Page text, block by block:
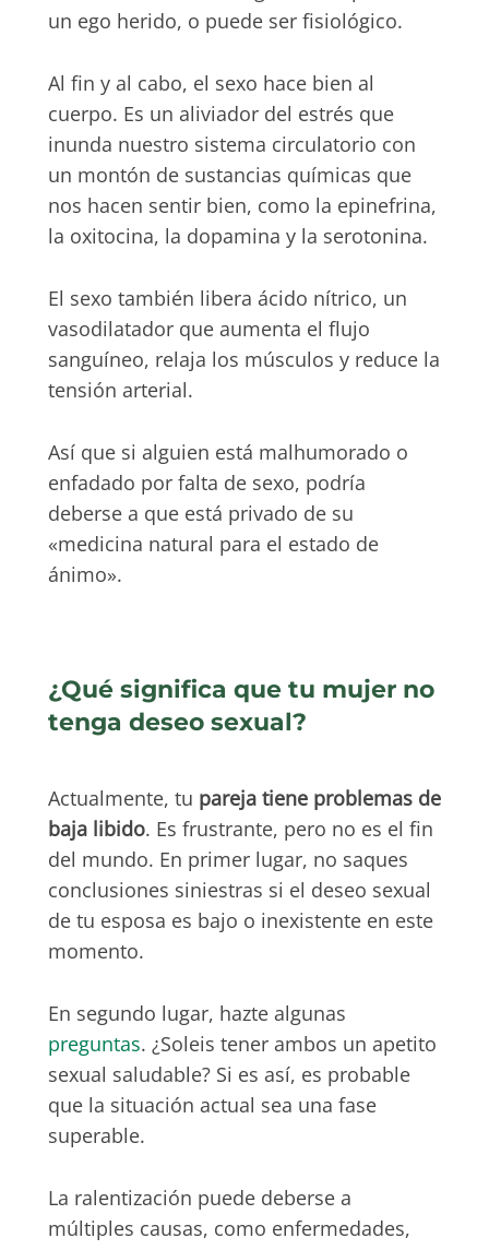
un ego herido, o puede ser fisiológico.
Al fin y al cabo, el sexo hace bien al
cuerpo. Es un aliviador del estrés que
inunda nuestro sistema circulatorio con
un montón de sustancias químicas que
nos hacen sentir bien, como la epinefrina,
la oxitocina, la dopamina y la serotonina.
El sexo también libera ácido nítrico, un
vasodilatador que aumenta el flujo
sanguíneo, relaja los músculos y reduce la
tensión arterial.
Así que si alguien está malhumorado o
enfadado por falta de sexo, podría
deberse a que está privado de su
«medicina natural para el estado de
ánimo».
¿Qué significa que tu mujer no
tenga deseo sexual?
Actualmente, tu pareja tiene problemas de
baja libido. Es frustrante, pero no es el fin
del mundo. En primer lugar, no saques
conclusiones siniestras si el deseo sexual
de tu esposa es bajo o inexistente en este
momento.
En segundo lugar, hazte algunas
preguntas. ¿Soleis tener ambos un apetito
sexual saludable? Si es así, es probable
que la situación actual sea una fase
superable.
La ralentización puede deberse a
múltiples causas, como enfermedades,